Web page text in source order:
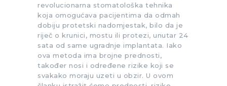
revolucionarna stomatološka tehnika
koja omogućava pacijentima da odmah
dobiju protetski nadomjestak, bilo da je
riječ o krunici, mostu ili protezi, unutar 24
sata od same ugradnje implantata. Iako
ova metoda ima brojne prednosti,
također nosi i određene rizike koji se
svakako moraju uzeti u obzir. U ovom